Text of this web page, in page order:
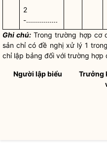
2
-................
Ghi chú: Trong trường hợp cơ
sản chỉ có đề nghị xử lý 1
chỉ lập bảng đối với trường hợp
Người lập biểu
Trưởng